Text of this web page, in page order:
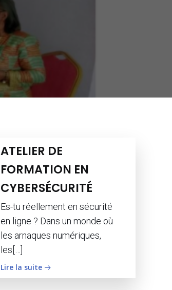
ATELIER DE
FORMATION EN
CYBERSÉCURITÉ
Es-tu réellement en sécurité
en ligne ? Dans un monde où
les arnaques numériques,
les[…]
Lire la suite